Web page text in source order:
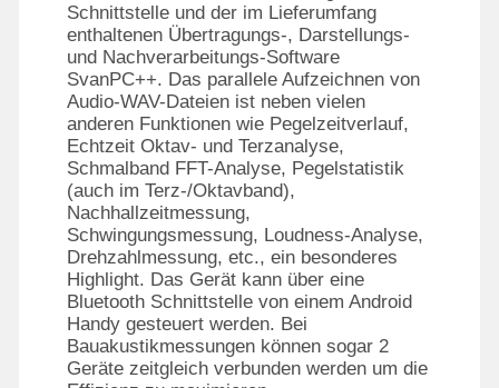
Schnittstelle und der im Lieferumfang
enthaltenen Übertragungs-, Darstellungs-
und Nachverarbeitungs-Software
SvanPC++. Das parallele Aufzeichnen von
Audio-WAV-Dateien ist neben vielen
anderen Funktionen wie Pegelzeitverlauf,
Echtzeit Oktav- und Terzanalyse,
Schmalband FFT-Analyse, Pegelstatistik
(auch im Terz-/Oktavband),
Nachhallzeitmessung,
Schwingungsmessung, Loudness-Analyse,
Drehzahlmessung, etc., ein besonderes
Highlight. Das Gerät kann über eine
Bluetooth Schnittstelle von einem Android
Handy gesteuert werden. Bei
Bauakustikmessungen können sogar 2
Geräte zeitgleich verbunden werden um die